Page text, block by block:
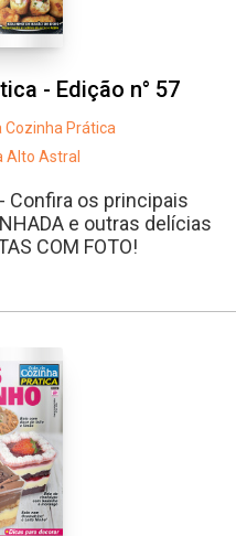
- Edição n° 57
Cozinha Prática
Alto Astral
Confira os principais
e outras delícias
COM FOTO!